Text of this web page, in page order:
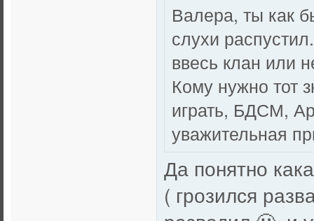
Валера, ты как
слухи
ввесь клан или
Кому нужно тот
играть, БДСМ,
уважительная
Да понятно
( грозился